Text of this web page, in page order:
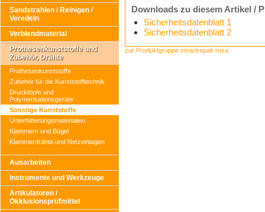
Sandstrahlen / Reinigen /
Veredeln
Verblendmaterial
Prothesenkunststoffe und
Zubehör, Drähte
Prothesenkunststoffe
Zubehör für die Kunststofftechnik
Drucktöpfe und
Polymerisationsgeräte
Sonstige Kunststoffe
Unterfütterungsmaterialien
Klammern und Bügel
Klammerdrähte und Netzeinlagen
Ausarbeiten
Instrumente und Werkzeuge
Artikulatoren /
Okklusionsprüfmittel
Downloads zu diesem Artikel /
Sicherheitsdatenblatt 1
Sicherheitsdatenblatt 2
zur Produktgruppe smartrepair rosa